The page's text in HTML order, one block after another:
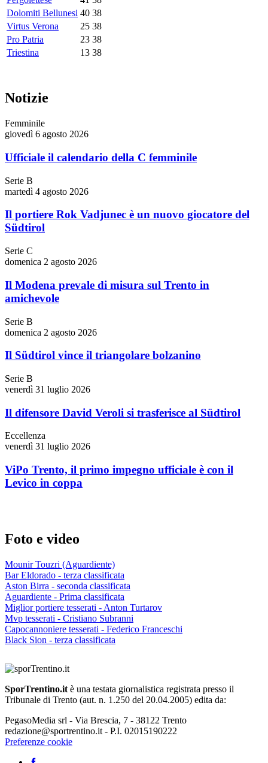
Dolomiti Bellunesi 40 38
Virtus Verona
25 38
Pro Patria
23 38
Triestina
13 38
Notizie
Femminile
giovedì 6 agosto 2026
Ufficiale il calendario della C femminile
Serie B
martedì 4 agosto 2026
Il portiere Rok Vadjunec è un nuovo giocatore del
Südtirol
Serie C
domenica 2 agosto 2026
Il Modena prevale di misura sul Trento in
amichevole
Serie B
domenica 2 agosto 2026
Il Südtirol vince il triangolare bolzanino
Serie B
venerdì 31 luglio 2026
Il difensore David Veroli si trasferisce al Südtirol
Eccellenza
venerdì 31 luglio 2026
ViPo Trento, il primo impegno ufficiale è con il
Levico in coppa
Foto e video
Mounir Touzri (Aguardiente)
Bar Eldorado - terza classificata
Aston Birra - seconda classificata
Aguardiente - Prima classificata
Miglior portiere tesserati - Anton Turtarov
Mvp tesserati - Cristiano Subranni
Capocannoniere tesserati - Federico Franceschi
Black Sion - terza classificata
SporTrentino.it è una testata giornalistica registrata presso il
Tribunale di Trento (aut. n. 1.250 del 20.04.2005) edita da:
PegasoMedia srl - Via Brescia, 7 - 38122 Trento
redazione@sportrentino.it - P.I. 02015190222
Preferenze cookie